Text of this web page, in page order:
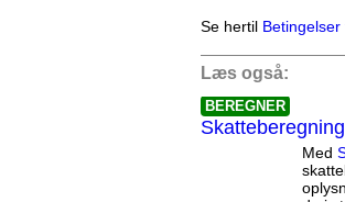
Se hertil
Læs også:
BEREGNER
Med